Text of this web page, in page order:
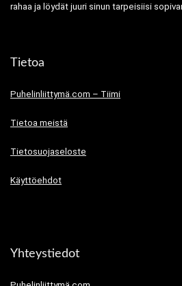
rahaa ja löydät juuri sinun tarpeisiisi
Tietoa
Puhelinliittymä.com – Tiimi
Tietoa meistä
Tietosuojaseloste
Käyttöehdot
Yhteystiedot